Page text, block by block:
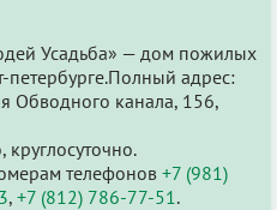
Усадьба» — дом пожилых
адрес:
Обводного канала, 156,
телефонов +7 (981)
, +7 (812) 786-77-51 .